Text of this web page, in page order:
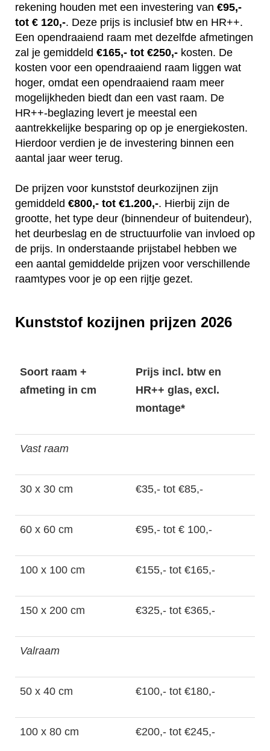
rekening houden met een investering van €95,-
tot € 120,-. Deze prijs is inclusief btw en HR++.
Een opendraaiend raam met dezelfde afmetingen
zal je gemiddeld €165,- tot €250,- kosten. De
kosten voor een opendraaiend raam liggen wat
hoger, omdat een opendraaiend raam meer
mogelijkheden biedt dan een vast raam. De
HR++-beglazing levert je meestal een
aantrekkelijke besparing op op je energiekosten.
Hierdoor verdien je de investering binnen een
aantal jaar weer terug.
De prijzen voor kunststof deurkozijnen zijn
gemiddeld €800,- tot €1.200,-. Hierbij zijn de
grootte, het type deur (binnendeur of buitendeur),
het deurbeslag en de structuurfolie van invloed op
de prijs. In onderstaande prijstabel hebben we
een aantal gemiddelde prijzen voor verschillende
raamtypes voor je op een rijtje gezet.
Kunststof kozijnen prijzen 2026
Soort raam +
afmeting in cm
Prijs incl. btw en
HR++ glas, excl.
montage*
Vast raam
30 x 30 cm €35,- tot €85,-
60 x 60 cm €95,- tot € 100,-
100 x 100 cm €155,- tot €165,-
150 x 200 cm €325,- tot €365,-
Valraam
50 x 40 cm €100,- tot €180,-
100 x 80 cm €200,- tot €245,-